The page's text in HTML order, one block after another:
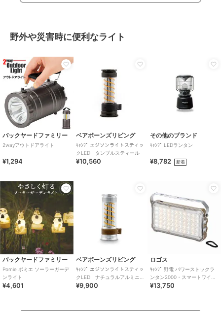
野外や災害時に便利なライト
バックヤードファミリー
2wayアウトドアライト
¥1,294
ベアボーンズリビング
ｷｬﾝﾌﾟ エジソンライトスティッ
クLED タンブルスティール
¥10,560
その他のブランド
ｷｬﾝﾌﾟ LEDランタン
¥8,782 新着
バックヤードファミリー
Pomie ポミエ ソーラーガーデ
ンライト
¥4,601
ベアボーンズリビング
ｷｬﾝﾌﾟ エジソンライトスティッ
クLED ナチュラルアルミニウ
ム
¥9,900
ロゴス
ｷｬﾝﾌﾟ 野電 パワーストックラ
ンタン2000・スマートワイヤ
レス
¥13,750